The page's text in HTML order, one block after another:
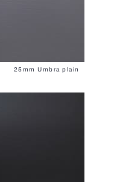
25mm Umbra plain